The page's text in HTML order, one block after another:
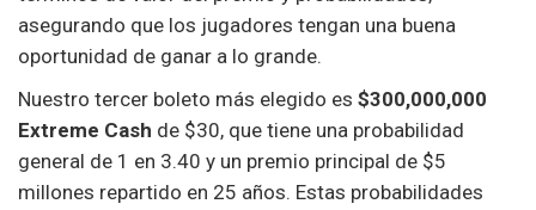
asegurando que los jugadores tengan una buena
oportunidad de ganar a lo grande.
Nuestro tercer boleto más elegido es $300,000,000
Extreme Cash de $30, que tiene una probabilidad
general de 1 en 3.40 y un premio principal de $5
millones repartido en 25 años. Estas probabilidades